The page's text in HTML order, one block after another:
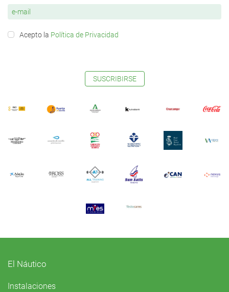
Acepto la Política de Privacidad
SUSCRIBIRSE
El Náutico
Instalaciones